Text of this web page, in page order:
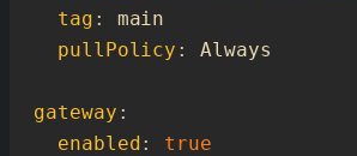
tag :
main
pullPolicy : Always
gateway :
enabled:
true